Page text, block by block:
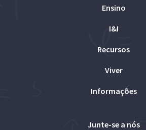
Ensino
I&I
Recursos
Viver
Informações
Junte-se a nós